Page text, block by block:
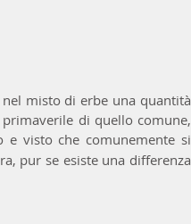
misto di erbe una quantità
di quello comune,
e visto che comunemente si
pur se esiste una differenza